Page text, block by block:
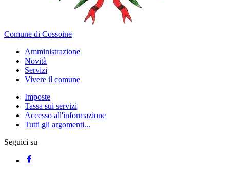
Comune di Cossoine
Amministrazione
Novità
Servizi
Vivere il comune
Imposte
Tassa sui servizi
Accesso all'informazione
Tutti gli argomenti...
Seguici su